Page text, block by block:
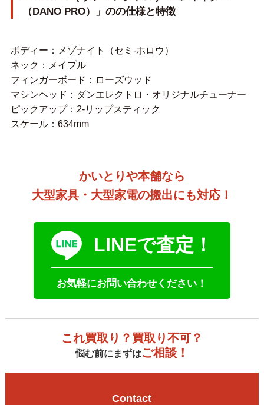
（DANO PRO）」のの仕様と特徴
ボディー：メゾナイト（セミ-ホロウ）
ネック：メイプル
フィンガーボード：ローズウッド
マシンヘッド：ダンエレクトロ・オリジナルチューナー
ピックアップ：2-リップスティック
スケール：634mm
かいとりや本舗なら
大型家具・大型家電の搬出にも対応！
LINEで査定！
お気軽にお問い合わせください！
これ買取り？買取り不可？
悩む前にまずはご相談！
Contact